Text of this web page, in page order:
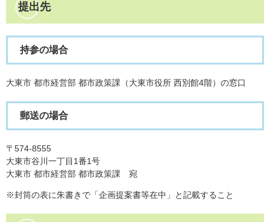
提出先
持参の場合
大東市 都市経営部 都市政策課（大東市役所 西別館4階）の窓口
郵送の場合
〒574-8555
大東市谷川一丁目1番1号
大東市 都市経営部 都市政策課 宛
※封筒の表に朱書きで「企画提案書等在中」と記載すること